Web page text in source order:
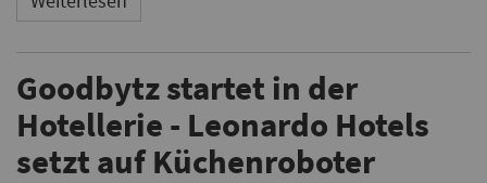
Goodbytz startet in der
Hotellerie - Leonardo Hotels
setzt auf Küchenroboter